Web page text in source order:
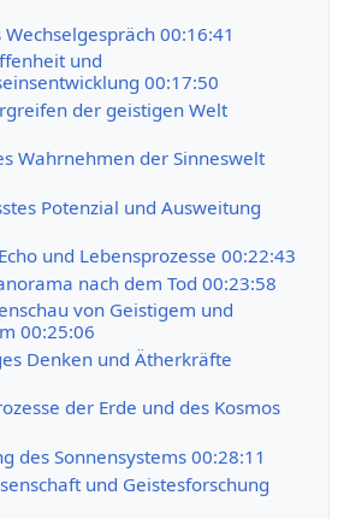
Wechselgespräch 00:16:41
und
00:17:50
der geistigen Welt
Wahrnehmen der Sinneswelt
Potenzial und Ausweitung
und Lebensprozesse 00:22:43
nach dem Tod 00:23:58
von Geistigem und
00:25:06
Denken und Ätherkräfte
der Erde und des Kosmos
des Sonnensystems 00:28:11
und Geistesforschung